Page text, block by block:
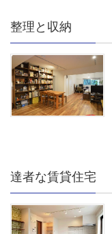
整理と収納
達者な賃貸住宅